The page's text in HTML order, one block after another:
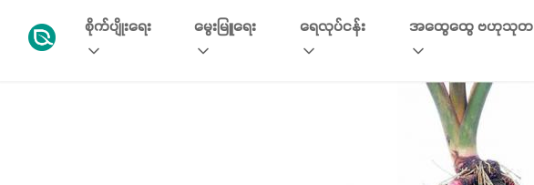
စိုက်ပျိုးရေး မွေးမြူရေး ရေလုပ်ငန်း အထွေထွေ ဗဟုသုတ